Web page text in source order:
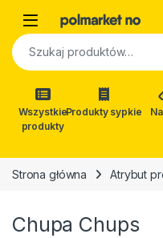
Open
Szukaj:
Wszystkie
produkty
Produkty sypkie
Strona główna Atrybut
Chupa Chups